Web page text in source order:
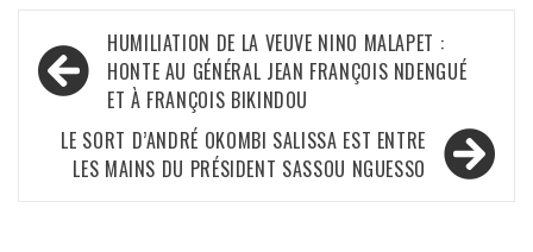
Navigation
de
l’article
HUMILIATION DE LA VEUVE NINO MALAPET :
HONTE AU GÉNÉRAL JEAN FRANÇOIS NDENGUÉ
ET À FRANÇOIS BIKINDOU
LE SORT D’ANDRÉ OKOMBI SALISSA EST ENTRE
LES MAINS DU PRÉSIDENT SASSOU NGUESSO